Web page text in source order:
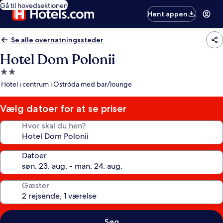
Gå til hovedsektionen
Hent appen
Se alle overnatningssteder
Hotel Dom Polonii
2.0-
stjernet
Hotel i centrum i Ostróda med bar/lounge
Vælg datoer for at se priser
Hvor skal du hen?
Datoer
Gæster